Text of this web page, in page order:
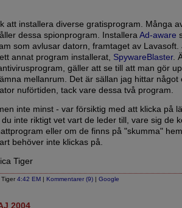
att installera diverse gratisprogram. Många
dessa spionprogram. Installera Ad-aware
som avlusar datorn, framtaget av Lavasoft.
annat program installerat, SpywareBlaster.
gäller att se till att man gör
mellanrum. Det är sällan jag hittar något
nuförtiden, tack vare dessa två program.
inte minst - var försiktig med att klicka på
du inte riktigt vet vart de leder till, vare sig de
eller om de finns på "skumma"
behöver inte klickas på.
Tiger
4:42 EM | Kommentarer (9) | Google
2004